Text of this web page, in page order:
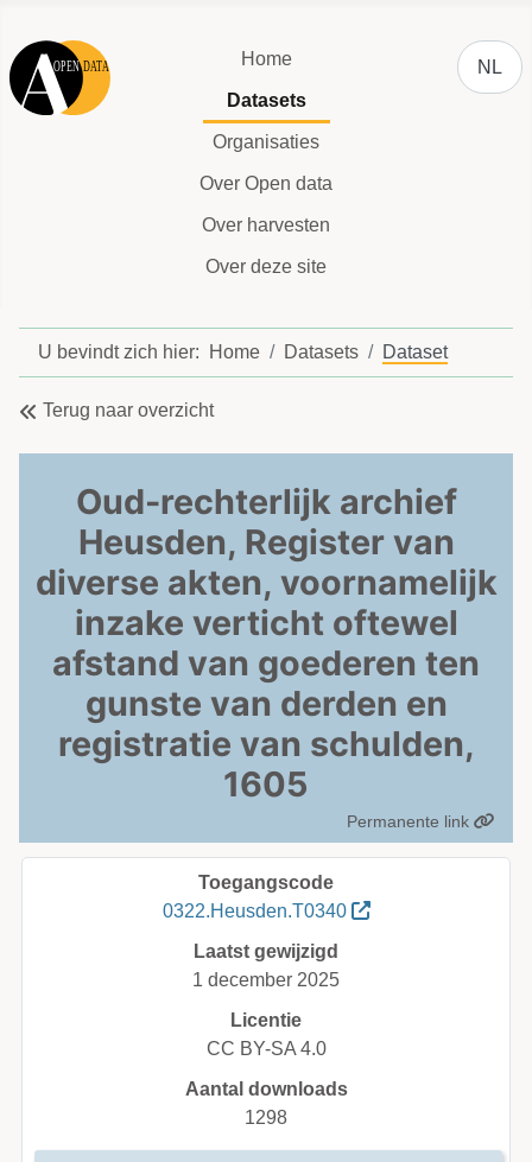
Home
Datasets
Organisaties
Over Open data
Over harvesten
Over deze site
NL
U bevindt zich hier: Home Datasets Dataset
Terug naar overzicht
Oud-rechterlijk archief
Heusden, Register van
diverse akten, voornamelijk
inzake verticht oftewel
afstand van goederen ten
gunste van derden en
registratie van schulden,
1605
Permanente link
Toegangscode
0322.Heusden.T0340
Laatst gewijzigd
1 december 2025
Licentie
CC BY-SA 4.0
Aantal downloads
1298